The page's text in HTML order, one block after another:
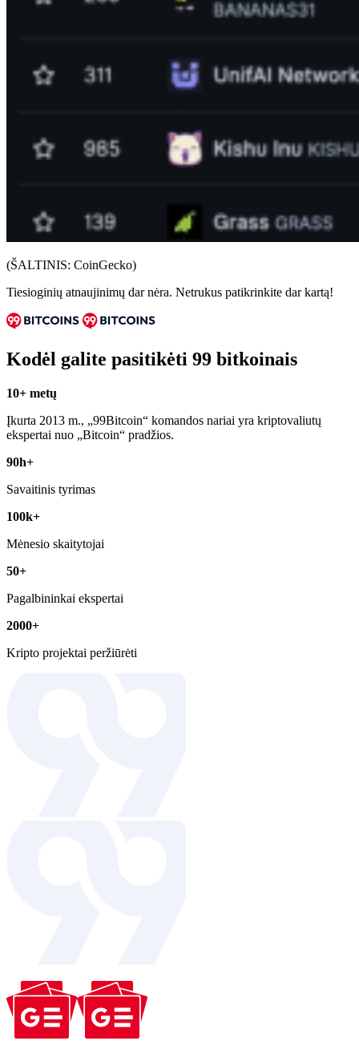
(ŠALTINIS: CoinGecko)
Tiesioginių atnaujinimų dar nėra. Netrukus patikrinkite dar kartą!
Kodėl galite pasitikėti 99 bitkoinais
10+ metų
Įkurta 2013 m., „99Bitcoin“ komandos nariai yra kriptovaliutų
ekspertai nuo „Bitcoin“ pradžios.
90h+
Savaitinis tyrimas
100k+
Mėnesio skaitytojai
50+
Pagalbininkai ekspertai
2000+
Kripto projektai peržiūrėti